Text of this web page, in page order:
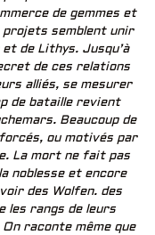
de gemmes et
projets semblent unir
de Lithys. Jusqu’à
de ces relations
alliés, se mesurer
de bataille revient
Beaucoup de
ou motivés par
La mort ne fait pas
noblesse et encore
des Wolfen. des
les rangs de leurs
raconte même que